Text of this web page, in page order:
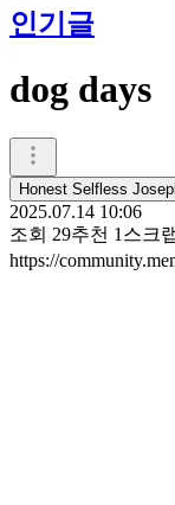
인기글
dog days
Honest Selfless
2025.07.14 10:06
조회 29추천 1 스크
https://